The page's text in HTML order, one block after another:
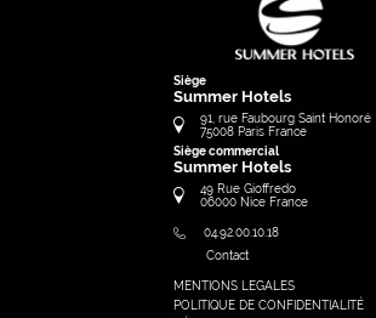
Siège
Summer Hotels
91, rue Faubourg Saint Honoré
75008 Paris France
Siège commercial
Summer Hotels
49 Rue Gioffredo
06000 Nice France
04.92.00.10.18
Contact
MENTIONS LEGALES
POLITIQUE DE CONFIDENTIALITÉ
FRANÇAIS